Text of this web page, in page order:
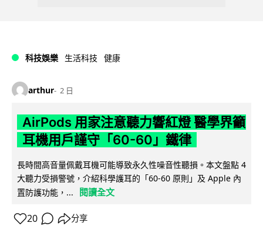
科技娛樂 生活科技 健康
arthur 2 日
AirPods 用家注意聽力響紅燈 醫學界籲
耳機用戶謹守「60-60」鐵律
長時間高音量佩戴耳機可能導致永久性噪音性聽損。本文盤點 4
大聽力受損警號，介紹科學護耳的「60-60 原則」及 Apple 內
置防護功能，...
閱讀全文
20 分享